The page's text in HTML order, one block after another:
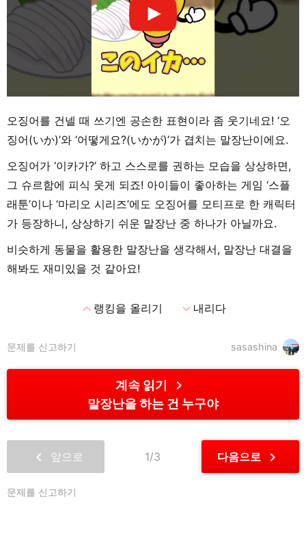
오징어를 건넬 때 쓰기엔 공손한 표현이라 좀 웃기네요! ‘오
징어(いか)’와 ‘어떻게요?(いかが)’가 겹치는 말장난이에요.
오징어가 ‘이카가?’ 하고 스스로를 권하는 모습을 상상하면,
그 슈르함에 피식 웃게 되죠! 아이들이 좋아하는 게임 ‘스플
래툰’이나 ‘마리오 시리즈’에도 오징어를 모티프로 한 캐릭터
가 등장하니, 상상하기 쉬운 말장난 중 하나가 아닐까요.
비슷하게 동물을 활용한 말장난을 생각해서, 말장난 대결을
해봐도 재미있을 것 같아요!
expand_less랭킹을 올리기 expand_more내리다
sasashina
문제를 신고하기
계속 읽기 chevron_right
말장난을 하는 건 누구야
chevron_left 앞으로 1/3 다음으로 chevron_right
문제를 신고하기